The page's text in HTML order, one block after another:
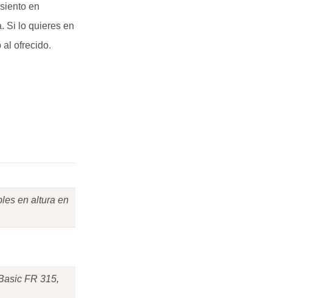
en
Si lo quieres en
al ofrecido.
en altura en
FR 315,